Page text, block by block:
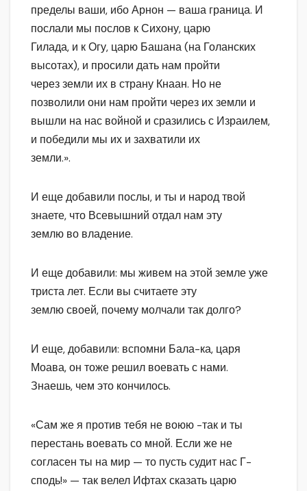
пределы ваши, ибо Арнон — ваша граница. И
послали мы послов к Сихону, царю
Гилада, и к Огу, царю Башана (на Голанских
высотах), и просили дать нам пройти
через земли их в страну Кнаан. Но не
позволили они нам пройти через их земли и
вышли на нас войной и сразились с Израилем,
и победили мы их и захватили их
земли.».
И еще добавили послы, и ты и народ твой
знаете, что Всевышний отдал нам эту
землю во владение.
И еще добавили: мы живем на этой земле уже
триста лет. Если вы считаете эту
землю своей, почему молчали так долго?
И еще, добавили: вспомни Бала-ка, царя
Моава, он тоже решил воевать с нами.
Знаешь, чем это кончилось.
«Сам же я против тебя не воюю -так и ты
перестань воевать со мной. Если же не
согласен ты на мир — то пусть судит нас Г-
сподь!» — так велел Ифтах сказать царю